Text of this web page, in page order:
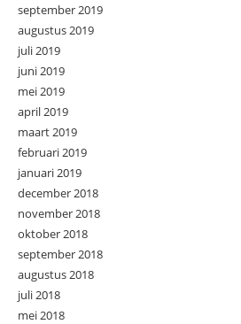
september 2019
augustus 2019
juli 2019
juni 2019
mei 2019
april 2019
maart 2019
februari 2019
januari 2019
december 2018
november 2018
oktober 2018
september 2018
augustus 2018
juli 2018
mei 2018